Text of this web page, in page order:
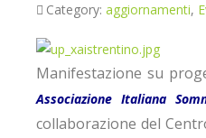
Category: aggiornamenti,
Manifestazione su
Associazione Italiana
collaborazione del